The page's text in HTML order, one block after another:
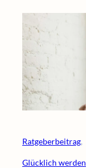
Ratgeberbeitrag,
Glücklich werden